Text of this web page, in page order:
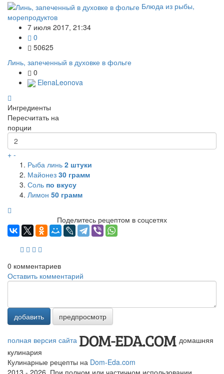
Блюда из рыбы,
морепродуктов
7 июля 2017, 21:34
0
50625
Линь, запеченный в духовке в фольге
0
ElenaLeonova
Ингредиенты
Пересчитать на
порции
+ -
Рыба линь 2 штуки
Майонез 30 грамм
Соль по вкусу
Лимон 50 грамм
Поделитесь рецептом в соцсетях
0 комментариев
Оставить комментарий
добавить предпросмотр
полная версия сайта
домашняя
кулинария
Кулинарные рецепты на Dom-Eda.com